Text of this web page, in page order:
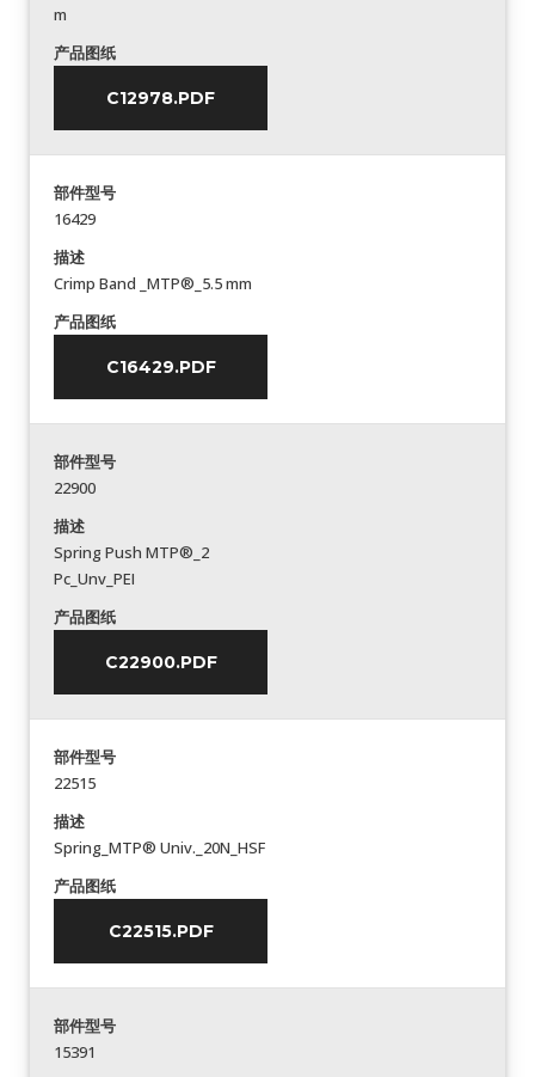
m
产品图纸
C12978.PDF
部件型号
16429
描述
Crimp Band _MTP®_5.5 mm
产品图纸
C16429.PDF
部件型号
22900
描述
Spring Push MTP®_2
Pc_Unv_PEI
产品图纸
C22900.PDF
部件型号
22515
描述
Spring_MTP® Univ._20N_HSF
产品图纸
C22515.PDF
部件型号
15391